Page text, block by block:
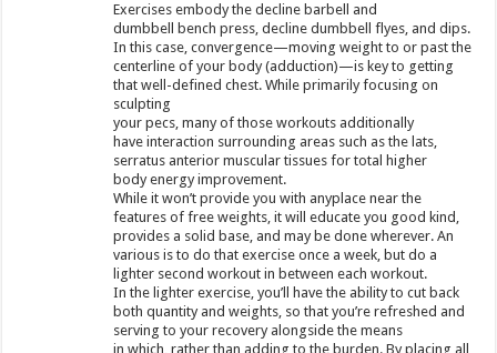
Exercises embody the decline barbell and
dumbbell bench press, decline dumbbell flyes, and dips.
In this case, convergence—moving weight to or past the
centerline of your body (adduction)—is key to getting
that well-defined chest. While primarily focusing on
sculpting
your pecs, many of those workouts additionally
have interaction surrounding areas such as the lats,
serratus anterior muscular tissues for total higher
body energy improvement.
While it won’t provide you with anyplace near the
features of free weights, it will educate you good kind,
provides a solid base, and may be done wherever. An
various is to do that exercise once a week, but do a
lighter second workout in between each workout.
In the lighter exercise, you’ll have the ability to cut back
both quantity and weights, so that you’re refreshed and
serving to your recovery alongside the means
in which, rather than adding to the burden. By placing all